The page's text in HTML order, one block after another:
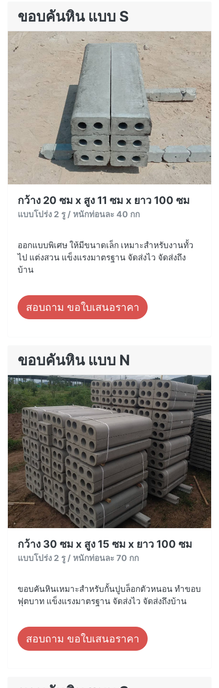
ขอบคันหิน แบบ S
กว้าง 20 ซม x สูง 11 ซม x ยาว 100 ซม
แบบโปร่ง 2 รู / หนักท่อนละ 40 กก
ออกแบบพิเศษ ให้มีขนาดเล็ก เหมาะสำหรับงานทั้ว
ไป แต่งสวน แข็งแรงมาตรฐาน จัดส่งไว จัดส่งถึง
บ้าน
สอบถาม ขอใบเสนอราคา
ขอบคันหิน แบบ N
กว้าง 30 ซม x สูง 15 ซม x ยาว 100 ซม
แบบโปร่ง 2 รู / หนักท่อนละ 70 กก
ขอบคันหินเหมาะสำหรับกั้นปูบล็อกตัวหนอน ทำขอบ
ฟุตบาท แข็งแรงมาตรฐาน จัดส่งไว จัดส่งถึงบ้าน
สอบถาม ขอใบเสนอราคา